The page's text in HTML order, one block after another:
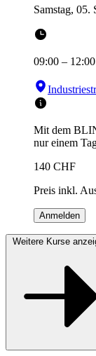
Samstag, 05.
09:00 – 12:00
Mit dem
nur einem
140 CHF
Preis inkl.
Anmelden
Weitere Kurse